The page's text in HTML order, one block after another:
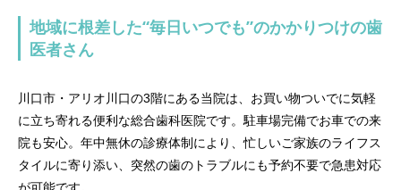
地域に根差した“毎日いつでも”のかかりつけの歯
医者さん
川口市・アリオ川口の3階にある当院は、お買い物ついでに気軽
に立ち寄れる便利な総合歯科医院です。駐車場完備でお車での来
院も安心。年中無休の診療体制により、忙しいご家族のライフス
タイルに寄り添い、突然の歯のトラブルにも予約不要で急患対応